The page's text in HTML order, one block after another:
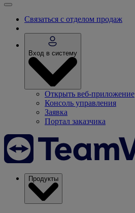
Связаться с отделом продаж
Вход в систему
Открыть веб-приложение
Консоль управления
Заявка
Портал заказчика
Продукты